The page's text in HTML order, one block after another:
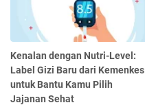
Kenalan dengan Nutri-Level:
Label Gizi Baru dari Kemenkes
untuk Bantu Kamu Pilih
Jajanan Sehat